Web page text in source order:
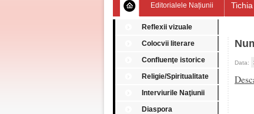
Editorialele Națiunii
Reflexii vizuale
Colocvii literare
Confluenţe istorice
Religie/Spiritualitate
Interviurile Naţiunii
Diaspora
Data: